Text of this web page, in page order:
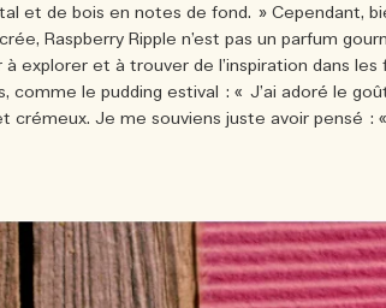
et de bois en notes de fond. » Cependant,
Raspberry Ripple n’est pas un parfum
à explorer et à trouver de l’inspiration dans
comme le pudding estival : « J’ai adoré le
crémeux. Je me souviens juste avoir pensé :